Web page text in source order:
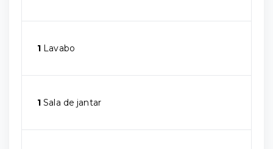
1 Lavabo
1 Sala de jantar